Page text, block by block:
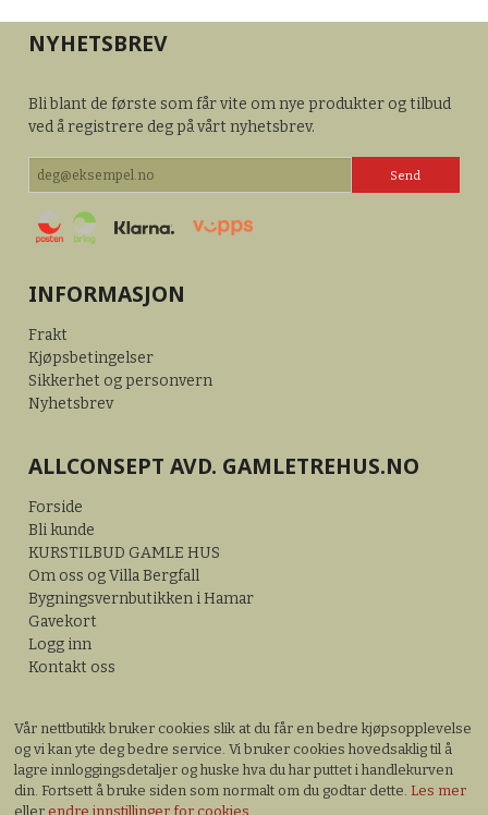
NYHETSBREV
Bli blant de første som får vite om nye produkter og tilbud
ved å registrere deg på vårt nyhetsbrev.
INFORMASJON
Frakt
Kjøpsbetingelser
Sikkerhet og personvern
Nyhetsbrev
ALLCONSEPT AVD. GAMLETREHUS.NO
Forside
Bli kunde
KURSTILBUD GAMLE HUS
Om oss og Villa Bergfall
Bygningsvernbutikken i Hamar
Gavekort
Logg inn
Kontakt oss
Vår nettbutikk bruker cookies slik at du får en bedre kjøpsopplevelse
og vi kan yte deg bedre service. Vi bruker cookies hovedsaklig til å
lagre innloggingsdetaljer og huske hva du har puttet i handlekurven
din. Fortsett å bruke siden som normalt om du godtar dette.Les mer
eller endre innstillinger for cookies.